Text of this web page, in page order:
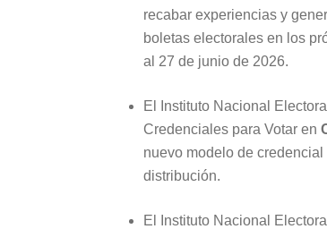
recabar experiencias y
boletas electorales en los
al 27 de junio de 2026.
El Instituto Nacional
Credenciales para Votar en
nuevo modelo de
distribución.
El Instituto Nacional